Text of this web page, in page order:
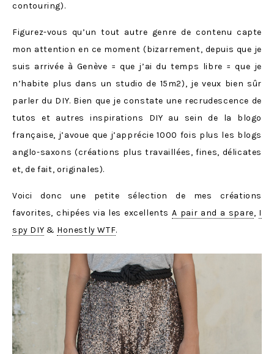
contouring).
Figurez-vous qu’un tout autre genre de contenu capte
mon attention en ce moment (bizarrement, depuis que je
suis arrivée à Genève = que j’ai du temps libre = que je
n’habite plus dans un studio de 15m2), je veux bien sûr
parler du DIY. Bien que je constate une recrudescence de
tutos et autres inspirations DIY au sein de la blogo
française, j’avoue que j’apprécie 1000 fois plus les blogs
anglo-saxons (créations plus travaillées, fines, délicates
et, de fait, originales).
Voici donc une petite sélection de mes créations
favorites, chipées via les excellentsA pair and a spare, I
spy DIY & Honestly WTF.